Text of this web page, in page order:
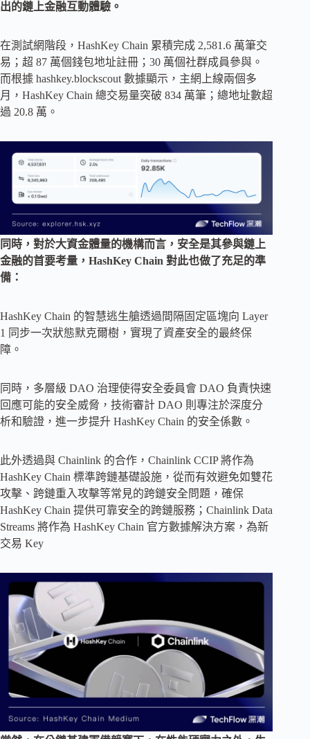
出的鏈上金融互動體驗。
在測試網階段，HashKey Chain 累積完成 2,581.6 萬筆交
易；超 87 萬個錢包地址註冊；30 萬個社群成員參與。
而根據 hashkey.blockscout 數據顯示，主網上線兩個多
月，HashKey Chain 總交易量突破 834 萬筆；總地址數超
過 20.8 萬。
同時，對於大資金體量的機構而言，安全是其參與鏈上
金融的首要考量，HashKey Chain 對此也做了充足的準
備：
HashKey Chain 的智慧逃生艙透過間隔固定區塊向 Layer
1 同步一次狀態默克爾樹，實現了資產安全的最終保
障。
同時，多層級 DAO 治理使得安全委員會 DAO 負責快速
回應可能的安全威脅，技術審計 DAO 則專注於深度分
析和驗證，進一步提升 HashKey Chain 的安全係數。
此外透過與 Chainlink 的合作，Chainlink CCIP 將作為
HashKey Chain 標準跨鏈基礎設施，從而有效避免如雙花
攻擊、跨鏈重入攻擊等常見的跨鏈安全問題，確保
HashKey Chain 提供可靠安全的跨鏈服務；Chainlink Data
Streams 將作為 HashKey Chain 官方數據解決方案，為新
交易 Key